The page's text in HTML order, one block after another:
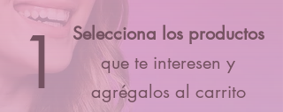
1 Selecciona los productos
que te interesen y
agrégalos al carrito